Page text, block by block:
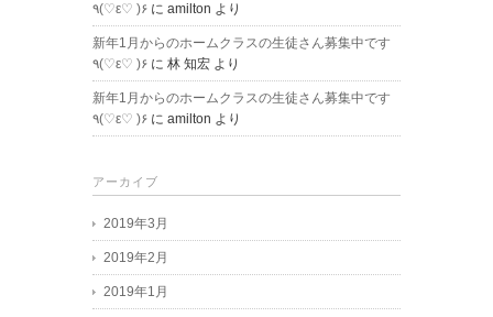
٩(♡ε♡ )۶ に amilton より
新年1月からのホームクラスの生徒さん募集中です
٩(♡ε♡ )۶ に 林 知宏 より
新年1月からのホームクラスの生徒さん募集中です
٩(♡ε♡ )۶ に amilton より
アーカイブ
2019年3月
2019年2月
2019年1月